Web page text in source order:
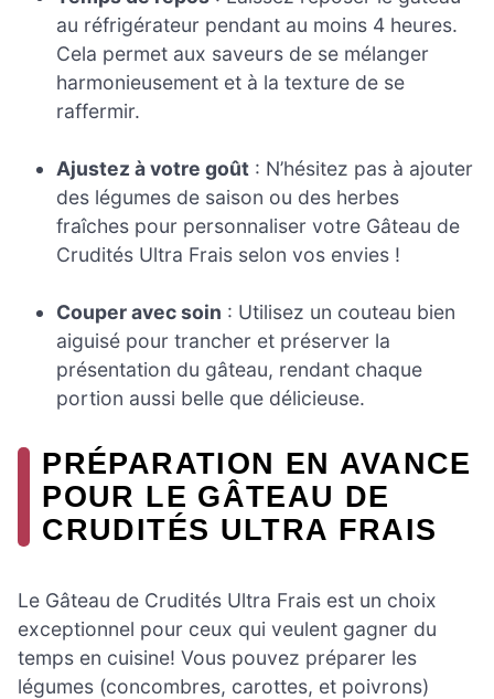
au réfrigérateur pendant au moins 4 heures.
Cela permet aux saveurs de se mélanger
harmonieusement et à la texture de se
raffermir.
Ajustez à votre goût : N’hésitez pas à ajouter
des légumes de saison ou des herbes
fraîches pour personnaliser votre Gâteau de
Crudités Ultra Frais selon vos envies !
Couper avec soin : Utilisez un couteau bien
aiguisé pour trancher et préserver la
présentation du gâteau, rendant chaque
portion aussi belle que délicieuse.
PRÉPARATION EN AVANCE
POUR LE GÂTEAU DE
CRUDITÉS ULTRA FRAIS
Le Gâteau de Crudités Ultra Frais est un choix
exceptionnel pour ceux qui veulent gagner du
temps en cuisine! Vous pouvez préparer les
légumes (concombres, carottes, et poivrons)